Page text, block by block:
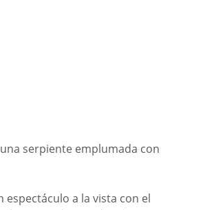
serpiente emplumada con
a la vista con el